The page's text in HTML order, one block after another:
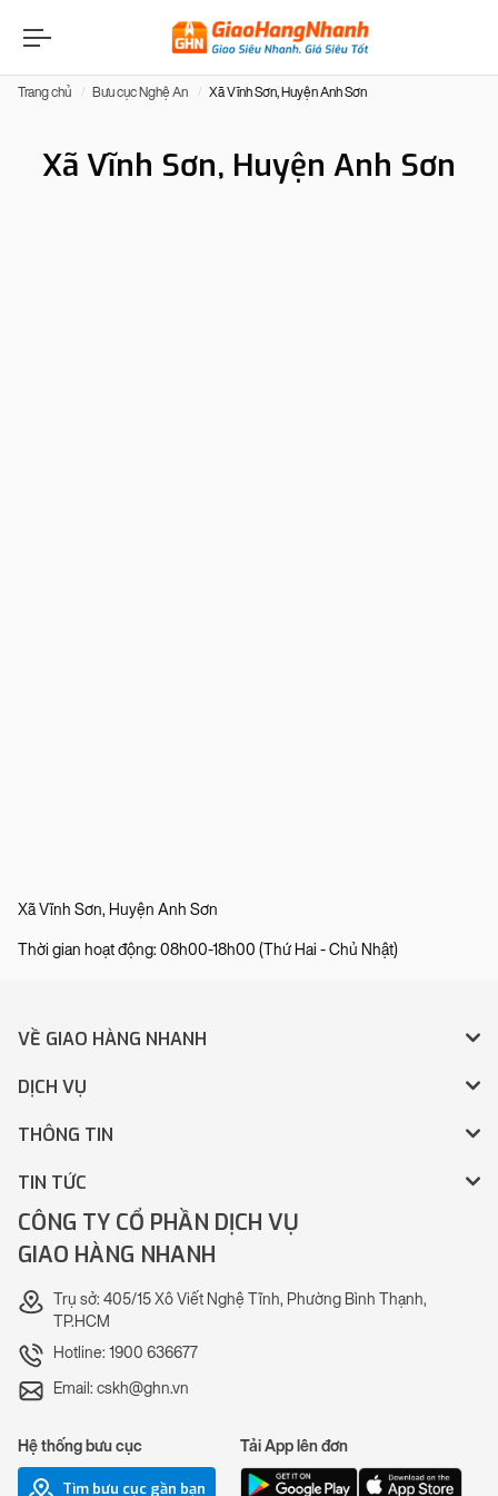
Trang chủ Bưu cục Nghệ An Xã Vĩnh Sơn, Huyện Anh Sơn
Xã Vĩnh Sơn, Huyện Anh Sơn
Xã Vĩnh Sơn, Huyện Anh Sơn
Thời gian hoạt động: 08h00-18h00 (Thứ Hai - Chủ Nhật)
VỀ GIAO HÀNG NHANH
DỊCH VỤ
THÔNG TIN
TIN TỨC
CÔNG TY CỔ PHẦN DỊCH VỤ
GIAO HÀNG NHANH
Trụ sở: 405/15 Xô Viết Nghệ Tĩnh, Phường Bình Thạnh,
TP.HCM
Hotline: 1900 636677
Email: cskh@ghn.vn
Hệ thống bưu cục
Tìm bưu cục gần bạn
Tải App lên đơn